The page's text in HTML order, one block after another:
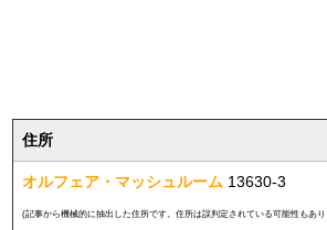
住所
オルフェア・マッシュルーム 13630-3
(記事から機械的に抽出した住所です。住所は誤判定されている可能性もあ